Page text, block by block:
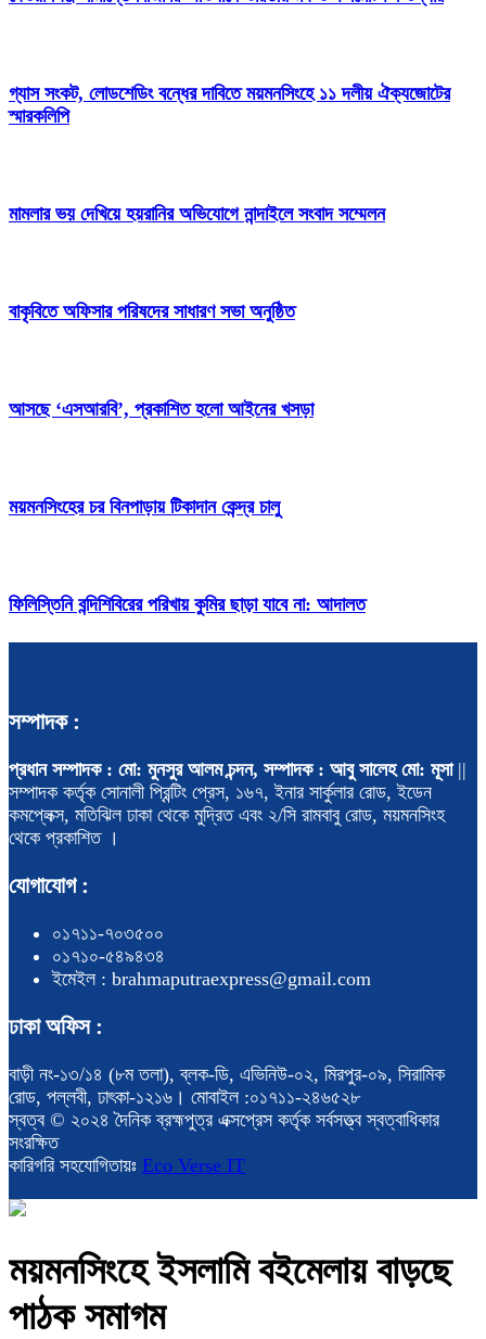
গ্যাস সংকট, লোডশেডিং বন্ধের দাবিতে ময়মনসিংহে ১১ দলীয় ঐক্যজোটের
স্মারকলিপি
মামলার ভয় দেখিয়ে হয়রানির অভিযোগে নান্দাইলে সংবাদ সম্মেলন
বাকৃবিতে অফিসার পরিষদের সাধারণ সভা অনুষ্ঠিত
আসছে ‘এসআরবি’, প্রকাশিত হলো আইনের খসড়া
ময়মনসিংহের চর বিনপাড়ায় টিকাদান কেন্দ্র চালু
ফিলিস্তিনি বন্দিশিবিরের পরিখায় কুমির ছাড়া যাবে না: আদালত
সম্পাদক :
প্রধান সম্পাদক : মো: মুনসুর আলম চন্দন, সম্পাদক : আবু সালেহ মো: মূসা||
সম্পাদক কর্তৃক সোনালী প্রিন্টিং প্রেস, ১৬৭, ইনার সার্কুলার রোড, ইডেন
কমপ্লেক্স, মতিঝিল ঢাকা থেকে মুদ্রিত এবং ২/সি রামবাবু রোড, ময়মনসিংহ
থেকে প্রকাশিত ।
যোগাযোগ :
০১৭১১-৭০৩৫০০
০১৭১০-৫৪৯৪৩৪
ইমেইল : brahmaputraexpress@gmail.com
ঢাকা অফিস :
বাড়ী নং-১৩/১৪ (৮ম তলা), ব্লক-ডি, এভিনিউ-০২, মিরপুর-০৯, সিরামিক
রোড, পল্লবী, ঢাৎকা-১২১৬। মোবাইল :০১৭১১-২৪৬৫২৮
স্বত্ব © ২০২৪ দৈনিক ব্রহ্মপুত্র এক্সপ্রেস কর্তৃক সর্বসত্ত্ব স্বত্বাধিকার
সংরক্ষিত
কারিগরি সহযোগিতায়ঃ Eco Verse IT
ময়মনসিংহে ইসলামি বইমেলায় বাড়ছে
পাঠক সমাগম